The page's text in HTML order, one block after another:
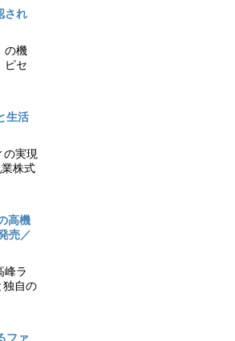
され
の機
ピセ
生活
実現
株式
高機
売／
峰ラ
独自の
ファ